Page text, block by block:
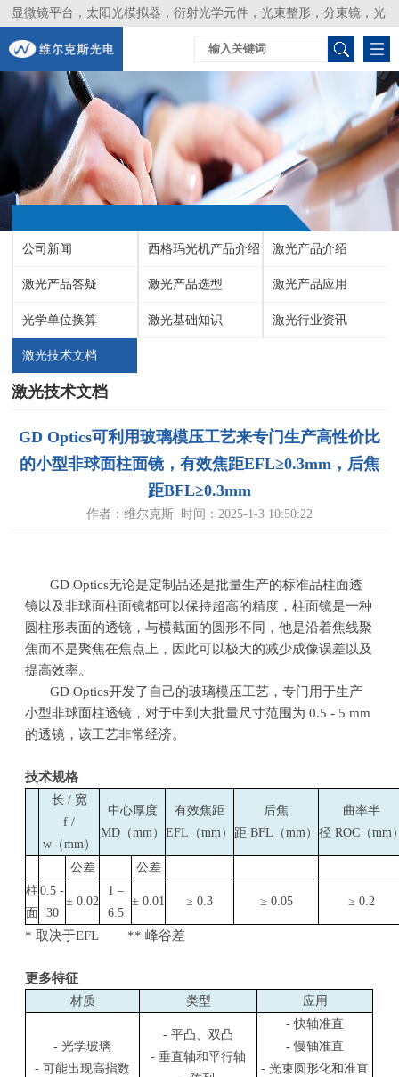
显微镜平台，太阳光模拟器，衍射光学元件，光束整形，分束镜，光
谱仪，生物激光器，光束分析仪，Layertec
公司新闻 西格玛光机产品介绍 激光产品介绍
激光产品答疑 激光产品选型 激光产品应用
光学单位换算 激光基础知识 激光行业资讯
激光技术文档
激光技术文档
GD Optics可利用玻璃模压工艺来专门生产高性价比
的小型非球面柱面镜，有效焦距EFL≥0.3mm，后焦
距BFL≥0.3mm
作者：维尔克斯 时间：2025-1-3 10:50:22
GD Optics无论是定制品还是批量生产的标准品柱面透
镜以及非球面柱面镜都可以保持超高的精度，柱面镜是一种
圆柱形表面的透镜，与横截面的圆形不同，他是沿着焦线聚
焦而不是聚焦在焦点上，因此可以极大的减少成像误差以及
提高效率。
GD Optics开发了自己的玻璃模压工艺，专门用于生产
小型非球面柱透镜，对于中到大批量尺寸范围为 0.5 - 5 mm
的透镜，该工艺非常经济。
技术规格
长 / 宽
f /
w（mm）
中心厚度
MD（mm）
有效焦距
EFL（mm）
后焦
距 BFL（mm）
曲率半
径 ROC（mm
公差
公差
柱
面
0.5 -
30
± 0.02
1 –
6.5
± 0.01 ≥ 0.3 ≥ 0.05 ≥ 0.2
* 取决于EFL ** 峰谷差
更多特征
材质 类型 应用
-光学玻璃
-可能出现高指数
-平凸、双凸
-垂直轴和平行轴
-快轴准直
-慢轴准直
-光束圆形化和准直